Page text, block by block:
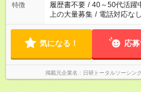
特徴 履歴書不要 / 40～50代活躍
上の大量募集 / 電話対応なし
気になる！ 応
掲載元企業名 日研トータルソーシン